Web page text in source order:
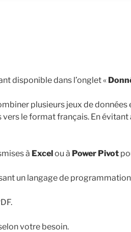
disponible dans l’onglet «
plusieurs jeux de
le format français. En
à Excelou à Power Pivot
un langage de programmation
votre besoin.